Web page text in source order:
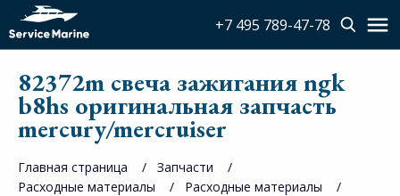
+7 495 789-47-78
82372m свеча зажигания ngk
b8hs оригинальная запчасть
mercury/mercruiser
Главная страница
Запчасти
Расходные материалы
Расходные материалы